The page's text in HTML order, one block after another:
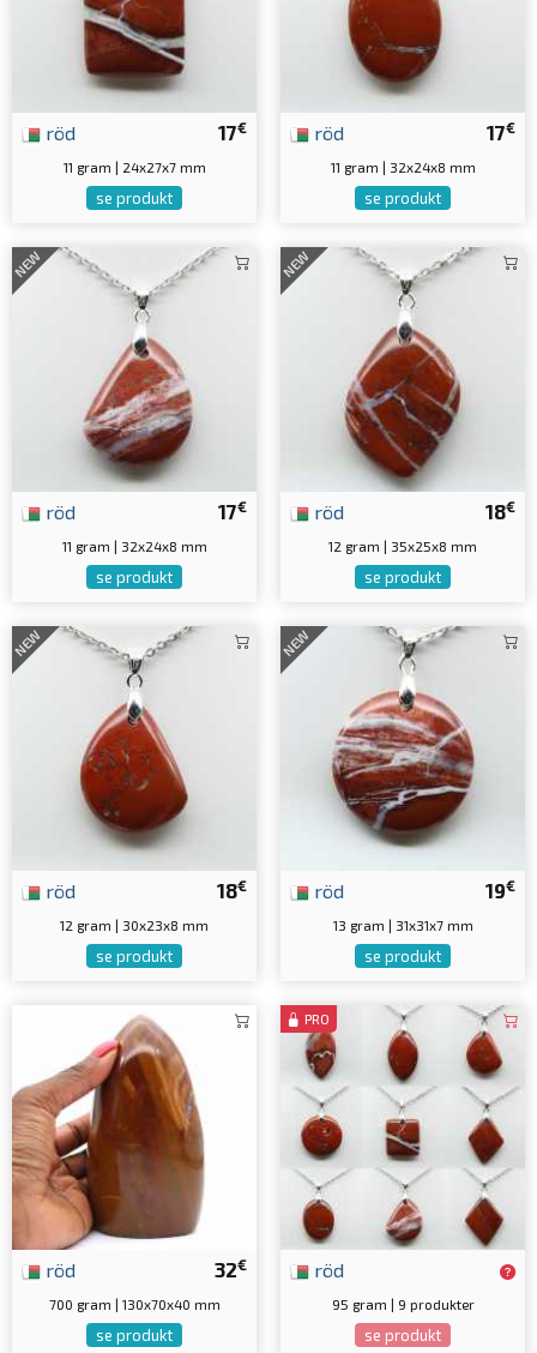
17€
röd
11 gram | 24x27x7 mm
se produkt
17€
röd
11 gram | 32x24x8 mm
se produkt
NEW
17€
röd
11 gram | 32x24x8 mm
se produkt
NEW
18€
röd
12 gram | 35x25x8 mm
se produkt
NEW
18€
röd
12 gram | 30x23x8 mm
se produkt
NEW
19€
röd
13 gram | 31x31x7 mm
se produkt
32€
röd
700 gram | 130x70x40 mm
se produkt
PRO
röd
95 gram | 9 produkter
se produkt